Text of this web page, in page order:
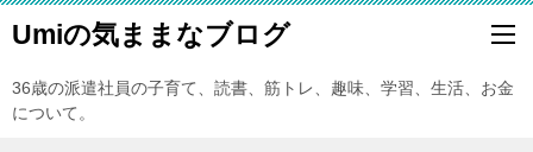
Umiの気ままなブログ
36歳の派遣社員の子育て、読書、筋トレ、趣味、学習、生活、お金
について。